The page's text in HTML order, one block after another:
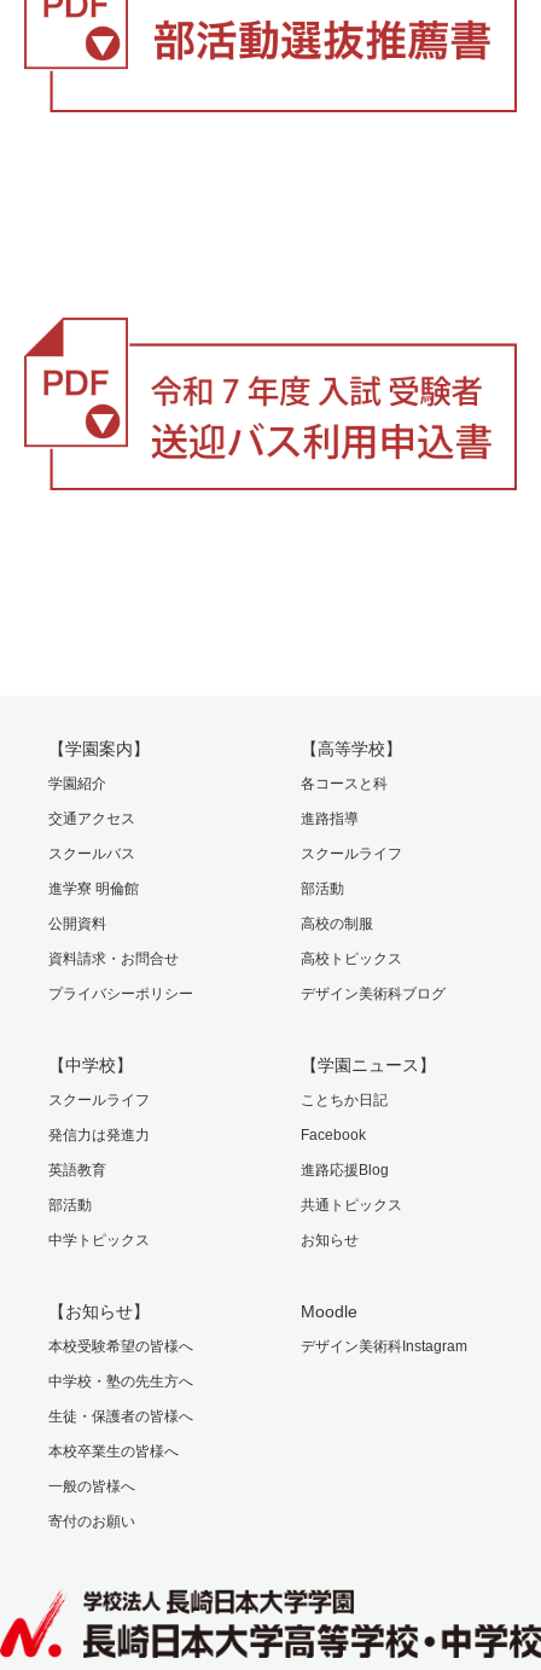
【学園案内】
学園紹介
交通アクセス
スクールバス
進学寮 明倫館
公開資料
資料請求・お問合せ
プライバシーポリシー
【高等学校】
各コースと科
進路指導
スクールライフ
部活動
高校の制服
高校トピックス
デザイン美術科ブログ
【中学校】
スクールライフ
発信力は発進力
英語教育
部活動
中学トピックス
【学園ニュース】
ことちか日記
Facebook
進路応援Blog
共通トピックス
お知らせ
【お知らせ】
本校受験希望の皆様へ
中学校・塾の先生方へ
生徒・保護者の皆様へ
本校卒業生の皆様へ
一般の皆様へ
寄付のお願い
Moodle
デザイン美術科Instagram